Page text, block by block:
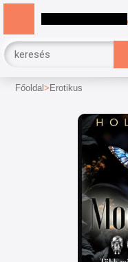
Főoldal Erotikus